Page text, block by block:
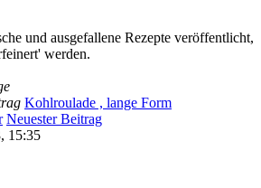
und ausgefallene Rezepte veröffentlicht,
werden.
Kohlroulade , lange Form
Neuester Beitrag
15:35